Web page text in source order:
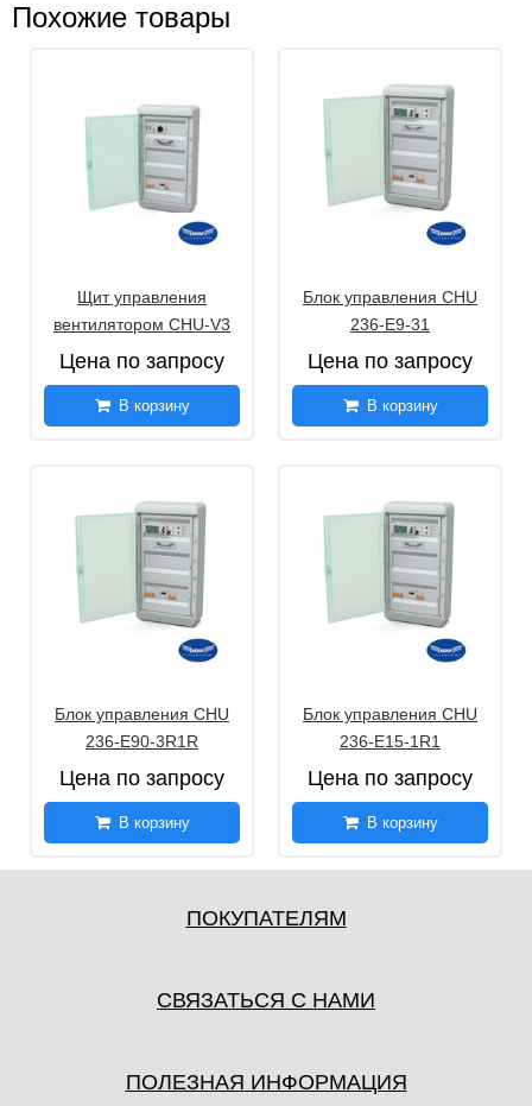
Похожие товары
Щит управления
вентилятором CHU-V3
Цена по запросу
В корзину
Блок управления CHU
236-E9-31
Цена по запросу
В корзину
Блок управления CHU
236-Е90-3R1R
Цена по запросу
В корзину
Блок управления CHU
236-E15-1R1
Цена по запросу
В корзину
ПОКУПАТЕЛЯМ
СВЯЗАТЬСЯ С НАМИ
ПОЛЕЗНАЯ ИНФОРМАЦИЯ